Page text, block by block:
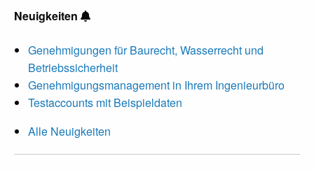
Neuigkeiten
Genehmigungen für Baurecht, Wasserrecht und
Betriebssicherheit
Genehmigungsmanagement in Ihrem Ingenieurbüro
Testaccounts mit Beispieldaten
Alle Neuigkeiten